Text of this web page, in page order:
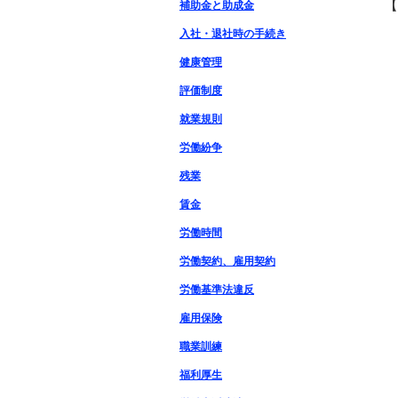
補助金と助成金
入社・退社時の手続き
健康管理
評価制度
就業規則
労働紛争
残業
賃金
労働時間
労働契約、雇用契約
労働基準法違反
雇用保険
職業訓練
福利厚生